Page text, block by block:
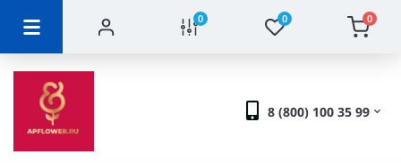
0 0 0
8 (800) 100 35 99